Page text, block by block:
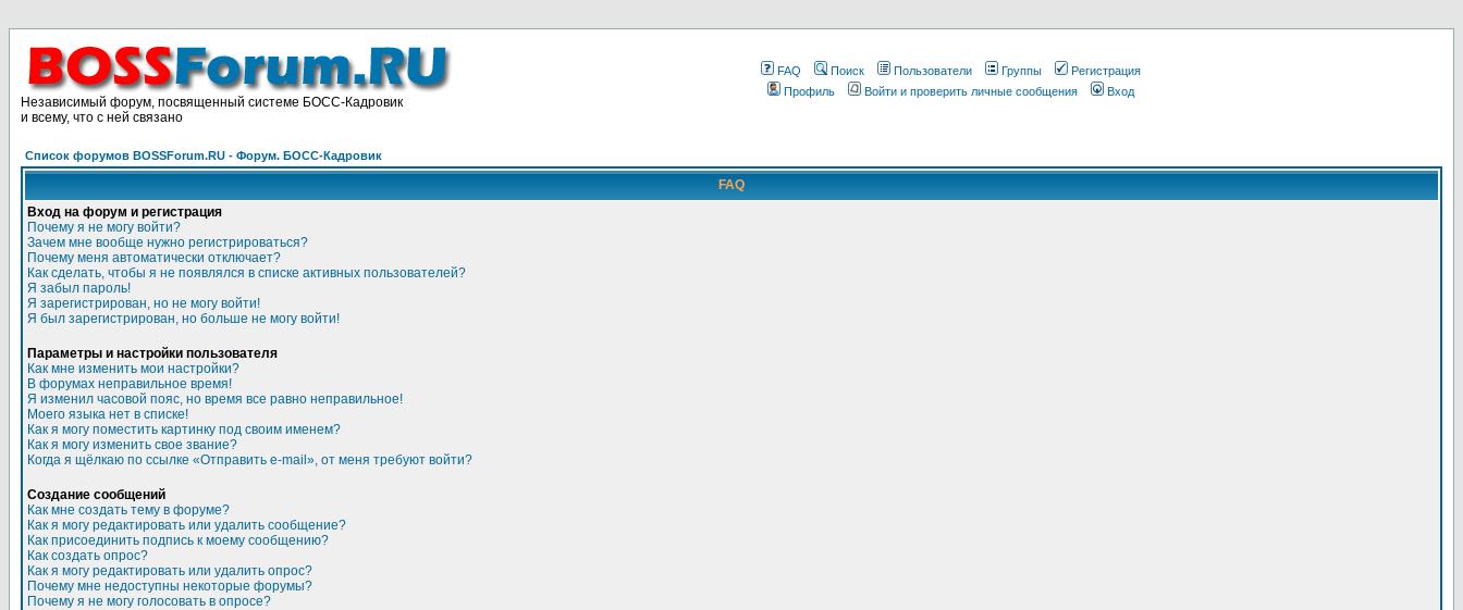
Независимый форум, посвященный системе БОСС-Кадровик
и всему, что с ней связано
FAQ Поиск Пользователи Группы
Регистрация
Профиль
Войти и проверить личные сообщения Вход
Список форумов BOSSForum.RU - Форум. БОСС-Кадровик
FAQ
Вход на форум и регистрация
Почему я не могу войти?
Зачем мне вообще нужно регистрироваться?
Почему меня автоматически отключает?
Как сделать, чтобы я не появлялся в списке активных пользователей?
Я забыл пароль!
Я зарегистрирован, но не могу войти!
Я был зарегистрирован, но больше не могу войти!
Параметры и настройки пользователя
Как мне изменить мои настройки?
В форумах неправильное время!
Я изменил часовой пояс, но время все равно неправильное!
Моего языка нет в списке!
Как я могу поместить картинку под своим именем?
Как я могу изменить свое звание?
Когда я щёлкаю по ссылке «Отправить e-mail», от меня требуют войти?
Создание сообщений
Как мне создать тему в форуме?
Как я могу редактировать или удалить сообщение?
Как присоединить подпись к моему сообщению?
Как создать опрос?
Как я могу редактировать или удалить опрос?
Почему мне недоступны некоторые форумы?
Почему я не могу голосовать в опросе?